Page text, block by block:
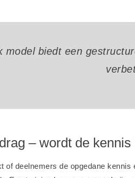
model biedt een
– wordt de
of deelnemers de opgedane kennis